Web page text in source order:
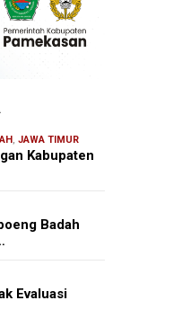
,JAWA TIMUR
Kabupaten
Badah
Evaluasi